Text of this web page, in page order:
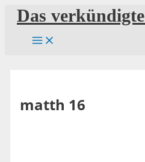
Zum
Inhalt
springen
Das
matth 16